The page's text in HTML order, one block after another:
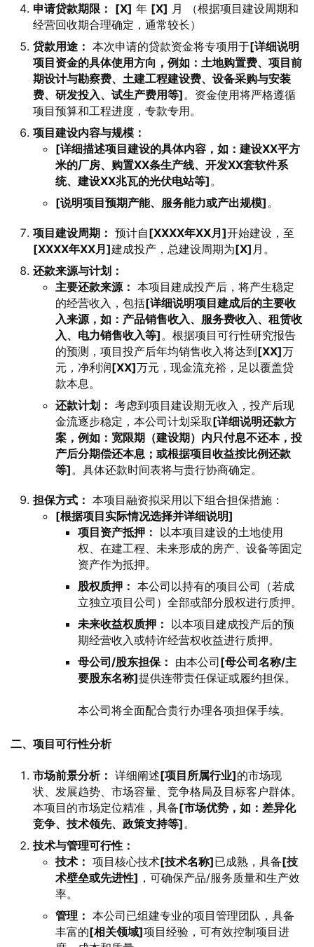
申请贷款期限： [X] 年 [X] 月 （根据项目建设周期和
经营回收期合理确定，通常较长）
贷款用途： 本次申请的贷款资金将专项用于[详细说明
项目资金的具体使用方向，例如：土地购置费、项目前
期设计与勘察费、土建工程建设费、设备采购与安装
费、研发投入、试生产费用等]。资金使用将严格遵循
项目预算和工程进度，专款专用。
项目建设内容与规模：
[详细描述项目建设的具体内容，如：建设XX平方
米的厂房、购置XX条生产线、开发XX套软件系
统、建设XX兆瓦的光伏电站等]。
[说明项目预期产能、服务能力或产出规模]。
项目建设周期： 预计自[XXXX年XX月]开始建设，至
[XXXX年XX月]建成投产，总建设周期为[X] 月。
还款来源与计划：
主要还款来源： 本项目建成投产后，将产生稳定
的经营收入，包括[详细说明项目建成后的主要收
入来源，如：产品销售收入、服务费收入、租赁收
入、电力销售收入等]。根据项目可行性研究报告
的预测，项目投产后年均销售收入将达到[XX]万
元，净利润[XX]万元，现金流充裕，足以覆盖贷
款本息。
还款计划： 考虑到项目建设期无收入，投产后现
金流逐步稳定，本公司计划采取[详细说明还款方
案，例如：宽限期（建设期）内只付息不还本，投
产后分期偿还本息；或根据项目收益按比例还款
等]。具体还款时间表将与贵行协商确定。
担保方式： 本项目融资拟采用以下组合担保措施：
[根据项目实际情况选择并详细说明]
项目资产抵押： 以本项目建设的土地使用
权、在建工程、未来形成的房产、设备等固定
资产作为抵押。
股权质押： 本公司以持有的项目公司（若成
立独立项目公司）全部或部分股权进行质押。
未来收益权质押： 以本项目建成投产后的预
期经营收入或特许经营权收益进行质押。
母公司/股东担保： 由本公司[母公司名称/主
要股东名称]提供连带责任保证或履约担保。
本公司将全面配合贵行办理各项担保手续。
二、项目可行性分析
市场前景分析： 详细阐述[项目所属行业]的市场现
状、发展趋势、市场容量、竞争格局及目标客户群体。
本项目的市场定位精准，具备[市场优势，如：差异化
竞争、技术领先、政策支持等]。
技术与管理可行性：
技术： 项目核心技术[技术名称]已成熟，具备[技
术壁垒或先进性] ，可确保产品/服务质量和生产效
率。
管理： 本公司已组建专业的项目管理团队，具备
丰富的[相关领域]项目经验，可有效控制项目进